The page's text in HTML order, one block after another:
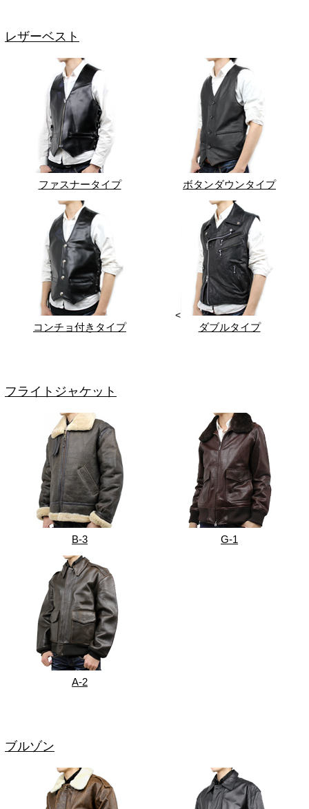
レザーベスト
ファスナータイプ ボタンダウンタイプ
コンチョ付きタイプ
<
ダブルタイプ
フライトジャケット
B-3 G-1
A-2
ブルゾン